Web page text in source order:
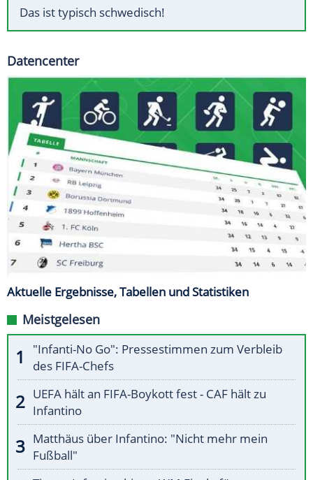
Das ist typisch schwedisch!
Datencenter
Aktuelle Ergebnisse, Tabellen und Statistiken
Meistgelesen
"Infanti-No Go": Pressestimmen zum Verbleib
des FIFA-Chefs
UEFA hält an FIFA-Boykott fest - CAF hält zu
Infantino
Matthäus über Infantino: "Nicht mehr mein
Fußball"